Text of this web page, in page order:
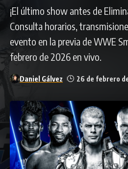
¡El último show antes de
Consulta horarios,
evento en la previa de WWE
febrero de 2026 en vivo.
Daniel Gálvez 26 de febrero